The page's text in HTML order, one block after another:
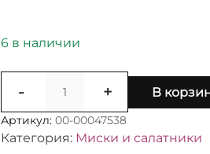
6 в наличии
-
товара
Набор
салатников
3пр
+ В
Артикул: 00-00047538
Категория: Миски и салатники